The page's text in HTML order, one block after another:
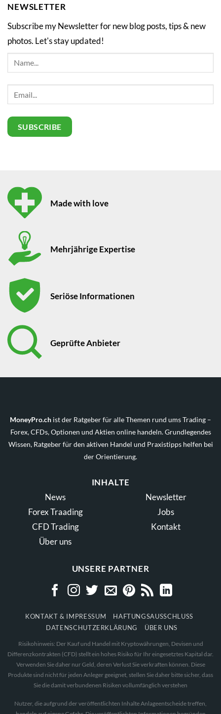
NEWSLETTER
Subscribe my Newsletter for new blog posts, tips & new
photos. Let's stay updated!
Made with love
Mehrjährige Expertise
Seriöse Informationen
Geprüfte Anbieter
MoneyPro.ch ist der Ratgeber für alle Themen rund ums Trading –
Forex, CFDs, Optionen und Aktien online handeln. Grundlegendes
Wissen, Ratgeber für den aktiven Handel und Praxistipps helfen bei
der Orientierung.
INHALTE
News
Forex Traading
CFD Trading
Über uns
Newsletter
Jobs
Kontakt
UNSERE PARTNER
KONTAKT & IMPRESSUM
HAFTUNGSAUSSCHLUSS
DATENSCHUTZERKLÄRUNG
ÜBER UNS
Risikohinweis: Der Kauf und Handel mit Kryptowährungen, Devisen und
Differenzkontrakten (CFD) stellt ein hohes Risiko für Ihr eingesetztes Kapital dar.
Verwenden Sie daher nur Geld, deren Verlust Sie verkraften können. Diese
Produkte sind nicht für jeden Anleger geeignet, stellen Sie daher bitte sicher, dass
Sie die damit verbundenen Risiken vollumfänglich verstehen
Nutzer, die aufgrund der veröffentlichten Inhalte Anlageentscheide treffen,